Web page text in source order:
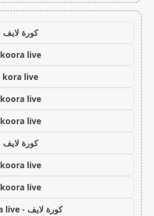
كورة لايف
koora live
kora live
koora live
koora live
كورة لايف
koora live
koora live
كورة لايف - koora live